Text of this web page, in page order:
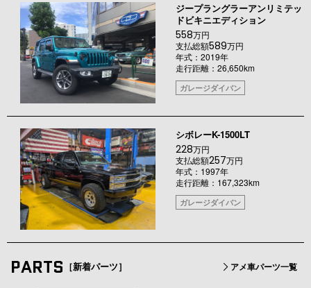
ジープラングラーアンリミテッ
ドビキニエディション
558万円
支払総額589万円
年式：2019年
走行距離：26,650km
ガレージダイバン
シボレーK-1500LT
228万円
支払総額257万円
年式：1997年
走行距離：167,323km
ガレージダイバン
PARTS ［新着パーツ］ アメ車パーツ一覧